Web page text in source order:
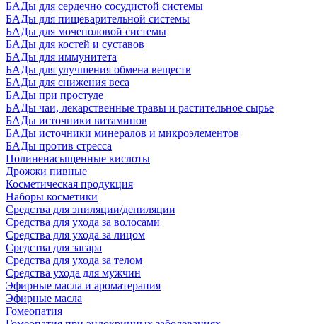
БАДы для сердечно сосудистой системы
БАДы для пищеварительной системы
БАДы для мочеполовой системы
БАДы для костей и суставов
БАДы для иммунитета
БАДы для улучшения обмена веществ
БАДы для снижения веса
БАДы при простуде
БАДы чаи, лекарственные травы и растительное сырье
БАДы источники витаминов
БАДы источники минералов и микроэлементов
БАДы против стресса
Полиненасыщенные кислоты
Дрожжи пивные
Косметическая продукция
Наборы косметики
Средства для эпиляции/депиляции
Средства для ухода за волосами
Средства для ухода за лицом
Средства для загара
Средства для ухода за телом
Средства ухода для мужчин
Эфирные масла и ароматерапия
Эфирные масла
Гомеопатия